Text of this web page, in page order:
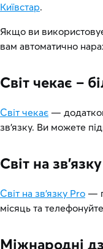
Київстар.
Якщо ви
вам автоматично
Світ чекає –
Світ чекає —
зв’язку. Ви можете
Світ на
Світ на зв’язку Pro —
місяць та
Міжнародні